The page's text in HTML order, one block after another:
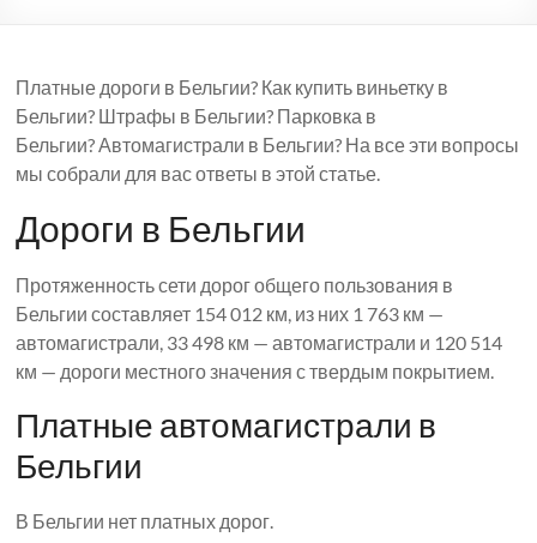
Платные дороги в Бельгии? Как купить виньетку в
Бельгии? Штрафы в Бельгии? Парковка в
Бельгии? Автомагистрали в Бельгии? На все эти вопросы
мы собрали для вас ответы в этой статье.
Дороги в Бельгии
Протяженность сети дорог общего пользования в
Бельгии составляет 154 012 км, из них 1 763 км —
автомагистрали, 33 498 км — автомагистрали и 120 514
км — дороги местного значения с твердым покрытием.
Платные автомагистрали в
Бельгии
В Бельгии нет платных дорог.